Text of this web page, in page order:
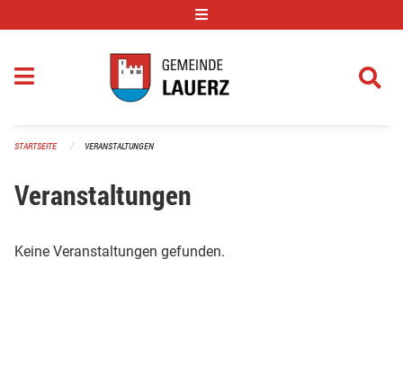
STARTSEITE VERANSTALTUNGEN
Veranstaltungen
Keine Veranstaltungen gefunden.